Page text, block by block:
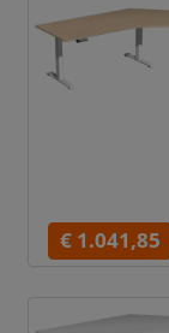
€ 1.041,85